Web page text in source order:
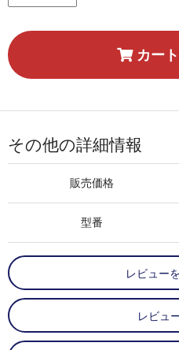
カー
その他の詳細情報
販売価格
型番
レビュー
レビュ